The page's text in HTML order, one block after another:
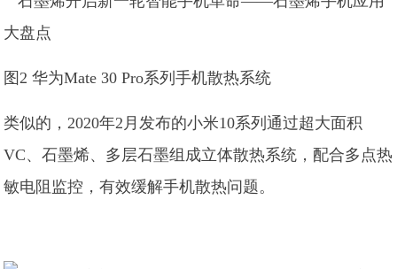
图2 华为Mate 30 Pro系列手机散热系统
类似的，2020年2月发布的小米10系列通过超大面积
VC、石墨烯、多层石墨组成立体散热系统，配合多点热
敏电阻监控，有效缓解手机散热问题。